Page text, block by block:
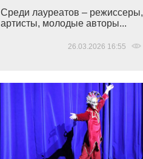
Среди лауреатов – режиссеры,
артисты, молодые авторы...
26.03.2026 16:55